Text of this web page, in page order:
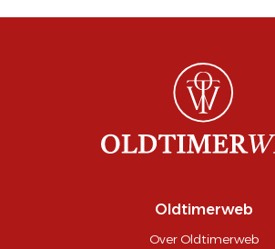
Oldtimerweb
Over Oldtimerweb